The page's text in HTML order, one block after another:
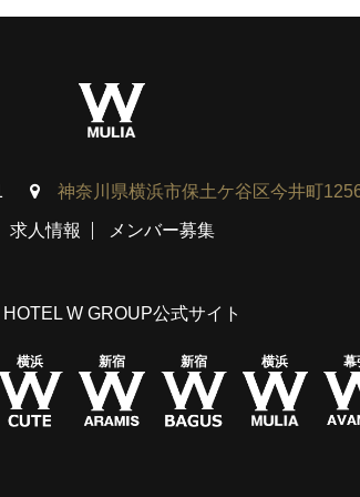
神奈川県横浜市保土ケ谷区今井町
求人情報 メンバー募集
W GROUP公式サイト
横浜 新宿 新宿 横浜 幕